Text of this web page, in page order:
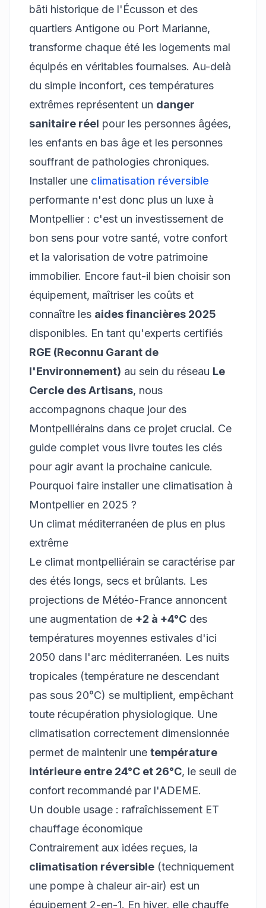
bâti historique de l'Écusson et des
quartiers Antigone ou Port Marianne,
transforme chaque été les logements mal
équipés en véritables fournaises. Au-delà
du simple inconfort, ces températures
extrêmes représentent un danger
sanitaire réel pour les personnes âgées,
les enfants en bas âge et les personnes
souffrant de pathologies chroniques.
Installer une climatisation réversible
performante n'est donc plus un luxe à
Montpellier : c'est un investissement de
bon sens pour votre santé, votre confort
et la valorisation de votre patrimoine
immobilier. Encore faut-il bien choisir son
équipement, maîtriser les coûts et
connaître les aides financières 2025
disponibles. En tant qu'experts certifiés
RGE (Reconnu Garant de
l'Environnement) au sein du réseau Le
Cercle des Artisans, nous
accompagnons chaque jour des
Montpelliérains dans ce projet crucial. Ce
guide complet vous livre toutes les clés
pour agir avant la prochaine canicule.
Pourquoi faire installer une climatisation à
Montpellier en 2025 ?
Un climat méditerranéen de plus en plus
extrême
Le climat montpelliérain se caractérise par
des étés longs, secs et brûlants. Les
projections de Météo-France annoncent
une augmentation de +2 à +4°C des
températures moyennes estivales d'ici
2050 dans l'arc méditerranéen. Les nuits
tropicales (température ne descendant
pas sous 20°C) se multiplient, empêchant
toute récupération physiologique. Une
climatisation correctement dimensionnée
permet de maintenir une température
intérieure entre 24°C et 26°C, le seuil de
confort recommandé par l'ADEME.
Un double usage : rafraîchissement ET
chauffage économique
Contrairement aux idées reçues, la
climatisation réversible (techniquement
une pompe à chaleur air-air) est un
équipement 2-en-1. En hiver, elle chauffe